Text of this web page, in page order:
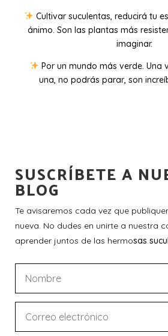
Cultivar suculentas, reducirá tu
ánimo. Son las plantas más
imaginar.
Por un mundo más verde. Una
una, no podrás parar, son
SUSCRÍBETE A
BLOG
Te avisaremos cada vez que
nueva. No dudes en unirte a nuestra
aprender juntos de las hermosas